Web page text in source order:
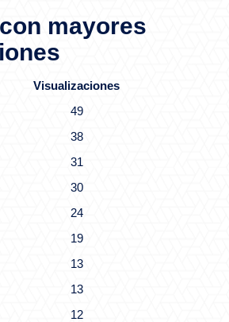
mayores
Visualizaciones
49
38
31
30
24
19
13
13
12